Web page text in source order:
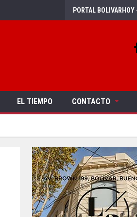
PORTAL
EL TIEMPO CONTACTO